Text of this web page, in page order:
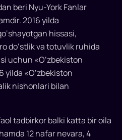
beri Nyu-York Fanlar
2016 yilda
hissasi,
do‘stlik va totuvlik ruhida
uchun «O‘zbekiston
yilda «O‘zbekiston
nishonlari bilan
tadbirkor balki katta bir oila
12 nafar nevara, 4